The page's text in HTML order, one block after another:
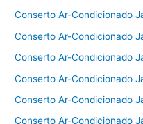
Conserto Ar-Condicionado
Conserto Ar-Condicionado
Conserto Ar-Condicionado
Conserto Ar-Condicionado
Conserto Ar-Condicionado
Conserto Ar-Condicionado